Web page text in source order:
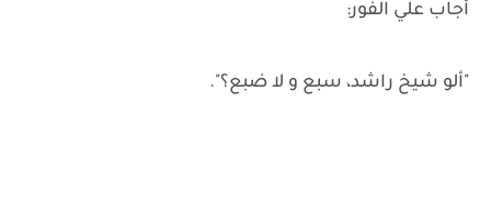
أجاب علي الفور:
"ألو شيخ راشد، سبع و لا ضبع؟".